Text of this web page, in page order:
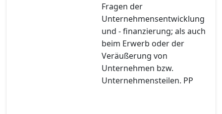
Fragen der
Unternehmensentwicklung
und - finanzierung; als auch
beim Erwerb oder der
Veräußerung von
Unternehmen bzw.
Unternehmensteilen. PP